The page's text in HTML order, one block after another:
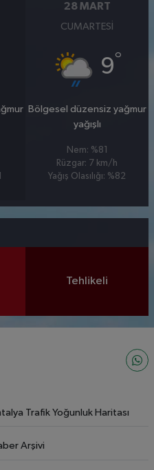
28 MART
CUMARTESI
9°
Bölgesel düzensiz yağmur
yağışlı
Nem: %81
Rüzgar: 7 km/h
Yağış Olasılığı: %82
Tehlikeli
Trafik Yoğunluk Haritası
Arşivi